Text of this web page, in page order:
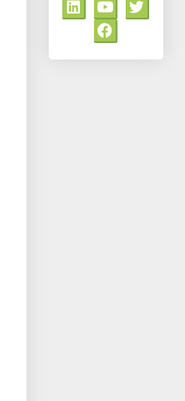
i
e
o
u
t
u
w
t
a
c
e
b